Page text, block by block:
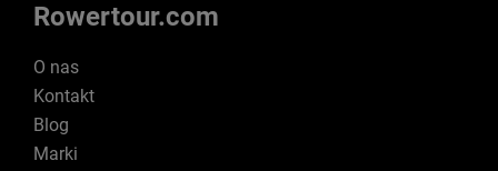
Rowertour.com
O nas
Kontakt
Blog
Marki